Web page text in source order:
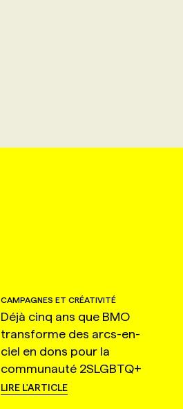
CAMPAGNES ET CRÉATIVITÉ
Déjà cinq ans que BMO
transforme des arcs-en-
ciel en dons pour la
communauté 2SLGBTQ+
LIRE L'ARTICLE